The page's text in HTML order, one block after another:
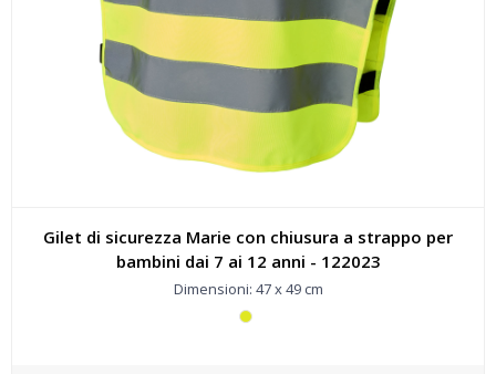
Gilet di sicurezza Marie con chiusura a strappo per
bambini dai 7 ai 12 anni - 122023
Dimensioni: 47 x 49 cm